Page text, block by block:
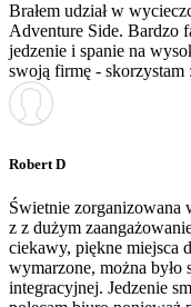
Brałem udział w
Adventure Side. Bardzo
jedzenie i spanie na
swoją firmę - skorzystam
Robert D
Świetnie zorganizowana
z z dużym
ciekawy, piękne miejsca
wymarzone, można było
integracyjnej. Jedzenie